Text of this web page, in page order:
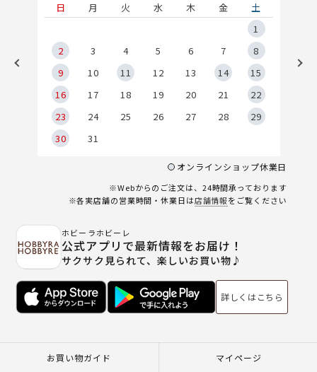
日
月 火 水 木 金
土
1
2
3 4 5 6 7
8
9
10 11 12 13 14
15
16
17 18 19 20 21
22
23
24 25 26 27 28
29
30
31
オンラインショップ休業日
※Webからのご注文は、24時間承っております
※各実店舗の営業時間・休業日は店舗情報をご覧ください
ホビーラホビーレ
公式アプリで最新情報をお届け！
サクサク見られて、楽しいお買い物♪
詳しくはこちら
お買い物ガイド マイページ